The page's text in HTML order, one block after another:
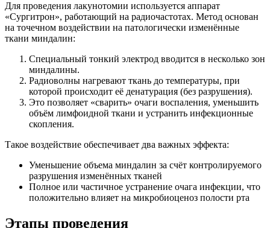
Для проведения лакунотомии используется аппарат
«Сургитрон», работающий на радиочастотах. Метод основан
на точечном воздействии на патологически изменённые
ткани миндалин:
Специальный тонкий электрод вводится в несколько зон
миндалины.
Радиоволны нагревают ткань до температуры, при
которой происходит её денатурация (без разрушения).
Это позволяет «сварить» очаги воспаления, уменьшить
объём лимфоидной ткани и устранить инфекционные
скопления.
Такое воздействие обеспечивает два важных эффекта:
Уменьшение объема миндалин за счёт контролируемого
разрушения изменённых тканей
Полное или частичное устранение очага инфекции, что
положительно влияет на микробиоценоз полости рта
Этапы проведения